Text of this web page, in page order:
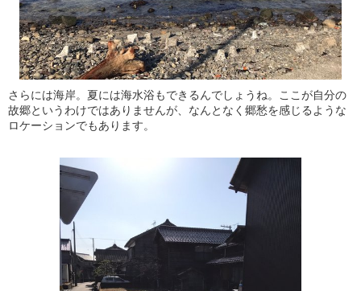
さらには海岸。夏には海水浴もできるんでしょうね。ここが自分の
故郷というわけではありませんが、なんとなく郷愁を感じるような
ロケーションでもあります。